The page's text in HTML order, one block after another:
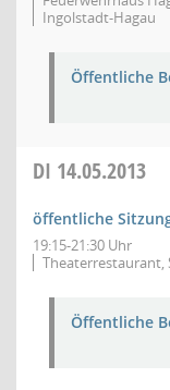
Ingolstadt-Hagau
Öffentliche
DI 14.05.2013
öffentliche
19:15-21:30 Uhr
Theaterrestaurant,
Öffentliche